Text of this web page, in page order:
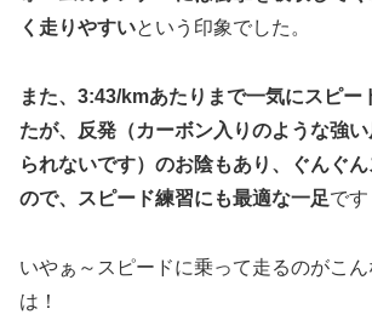
く走りやすいという印象でした。
また、3:43/kmあたりまで一気にスピー
たが、反発（カーボン入りのような強
られないです）のお陰もあり、ぐんぐ
ので、スピード練習にも最適な一足です
いやぁ～スピードに乗って走るのがこ
は！